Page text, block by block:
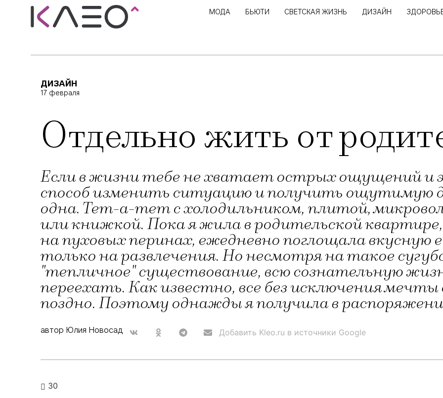
МОДА БЬЮТИ СВЕТСКАЯ ЖИЗНЬ ДИЗАЙН
ДИЗАЙН
17 февраля
Отдельно жить от
Если в жизни тебе не хватает острых ощущений и
способ изменить ситуацию и получить ощутимую
одна. Тет-а-тет с холодильником, плитой,
или книжкой. Пока я жила в родительской
на пуховых перинах, ежедневно поглощала вкусную
только на развлечения. Но несмотря на такое
"тепличное" существование, всю сознательную
переехать. Как известно, все без исключения
поздно. Поэтому однажды я получила в
автор Юлия Новосад Добавить Kleo.ru в источники Google
30